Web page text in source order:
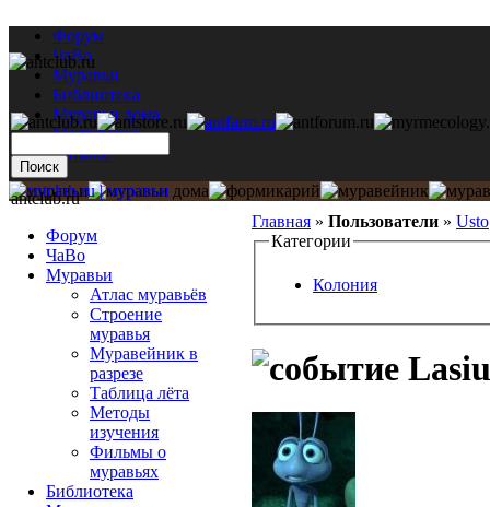
Форум
ЧаВо
Муравьи
Библиотека
Муравьи дома
Мастерская
Каталог
Главная » Пользователи » Usto
Категории
Колония
antclub.ru
Форум
ЧаВо
Муравьи
Атлас муравьёв
Строение
муравья
Муравейник в
разрезе
Таблица лёта
Методы
изучения
Фильмы о
муравьях
Библиотека